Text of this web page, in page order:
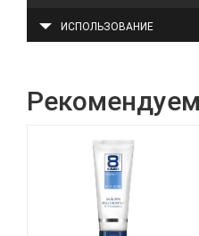
ИСПОЛЬЗОВАНИЕ
Рекомендуем